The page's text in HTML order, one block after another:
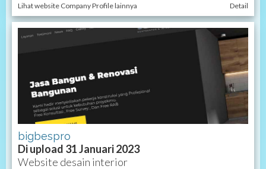
Lihat website Company Profile lainnya Detail
bigbespro
Di upload 31 Januari 2023
Website desain interior